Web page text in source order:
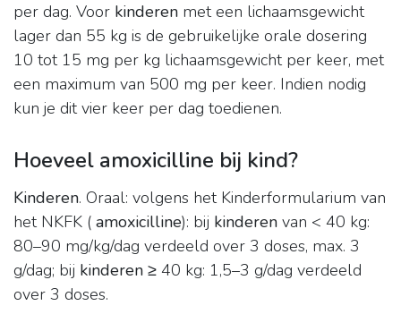
per dag. Voor kinderen met een lichaamsgewicht
lager dan 55 kg is de gebruikelijke orale dosering
10 tot 15 mg per kg lichaamsgewicht per keer, met
een maximum van 500 mg per keer. Indien nodig
kun je dit vier keer per dag toedienen.
Hoeveel amoxicilline bij kind?
Kinderen. Oraal: volgens het Kinderformularium van
het NKFK ( amoxicilline): bij kinderen van < 40 kg:
80–90 mg/kg/dag verdeeld over 3 doses, max. 3
g/dag; bij kinderen ≥ 40 kg: 1,5–3 g/dag verdeeld
over 3 doses.